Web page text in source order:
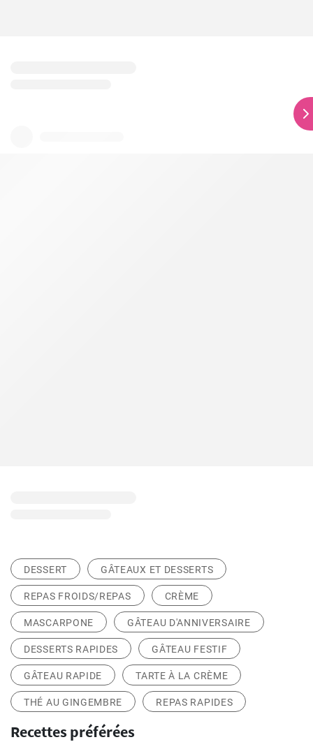
DESSERT GÂTEAUX ET DESSERTS
REPAS FROIDS/REPAS CRÈME
MASCARPONE GÂTEAU D'ANNIVERSAIRE
DESSERTS RAPIDES GÂTEAU FESTIF
GÂTEAU RAPIDE TARTE À LA CRÈME
THÉ AU GINGEMBRE REPAS RAPIDES
Recettes préférées